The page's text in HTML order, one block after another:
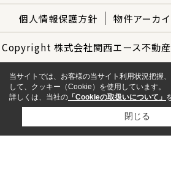
個人情報保護方針 物件アーカ
Copyright 株式会社関西エース不動
当サイトでは、お客様の当サイト利用状況把握
して、クッキー（Cookie）を使用しています。
詳しくは、当社の 「Cookieの取扱いについて」
閉じる